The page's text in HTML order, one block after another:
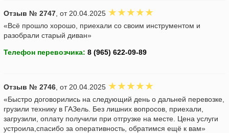
Отзыв № 2747 , от 20.04.2025
«Всё прошло хорошо, приехали со своим инструментом и
разобрали старый диван»
Телефон перевозчика:
Отзыв № 2746 , от 20.04.2025
«Быстро договорились на следующий день о дальней перевозке,
грузили технику в ГАЗель. Без лишних вопросов, приехали,
загрузили, оплату получили при отгрузке на месте. Цена услуги
устроила,спасибо за оперативность, обратимся ещё к вам»